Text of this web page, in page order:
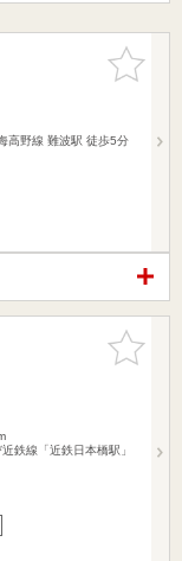
お気に入
りに追加
高野線 難波駅 徒歩5分
お気に入
りに追加
鉄線「近鉄日本橋駅」